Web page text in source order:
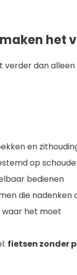
het
dan
en
op
bedienen
die nadenken
waar het moet
fietsen zonder